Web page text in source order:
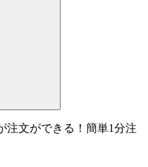
注文ができる！簡単1分注